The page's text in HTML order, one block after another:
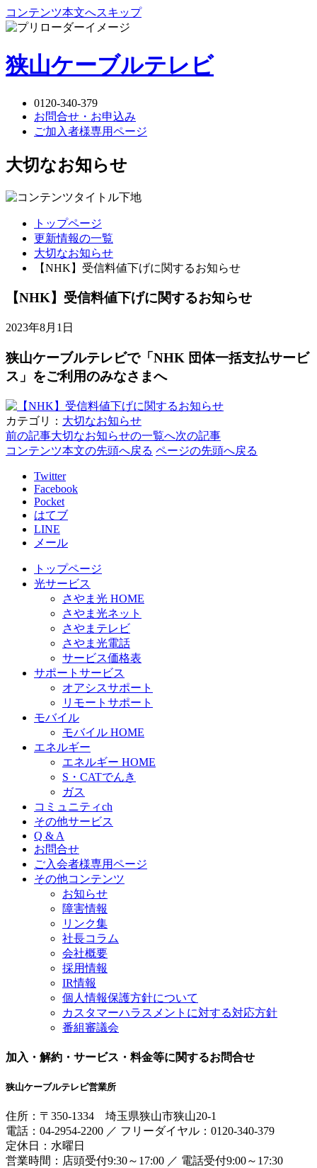
コンテンツ本文へスキップ
狭山ケーブルテレビ
0120-340-379
お問合せ・お申込み
ご加入者様専用ページ
大切なお知らせ
トップページ
更新情報の一覧
大切なお知らせ
【NHK】受信料値下げに関するお知らせ
【NHK】受信料値下げに関するお知らせ
2023年8月1日
狭山ケーブルテレビで「NHK 団体一括支払サービ
ス」 をご利用のみなさまへ
カテゴリ： 大切なお知らせ
前の記事大切なお知らせの一覧へ次の記事
コンテンツ本文の先頭へ戻る ページの先頭へ戻る
Twitter
Facebook
Pocket
はてブ
LINE
メール
トップページ
光サービス
さやま光 HOME
さやま光ネット
さやまテレビ
さやま光電話
サービス価格表
サポートサービス
オアシスサポート
リモートサポート
モバイル
モバイル HOME
エネルギー
エネルギー HOME
S・CATでんき
ガス
コミュニティch
その他サービス
Q & A
お問合せ
ご入会者様専用ページ
その他コンテンツ
お知らせ
障害情報
リンク集
社長コラム
会社概要
採用情報
IR情報
個人情報保護方針について
カスタマーハラスメントに対する対応方針
番組審議会
加入・解約・サービス・料金等に関するお問合せ
狭山ケーブルテレビ営業所
住所： 〒350-1334 埼玉県狭山市狭山20-1
電話： 04-2954-2200 ／ フリーダイヤル：0120-340-379
定休日：水曜日
営業時間： 店頭受付9:30～17:00 ／ 電話受付9:00～17:30